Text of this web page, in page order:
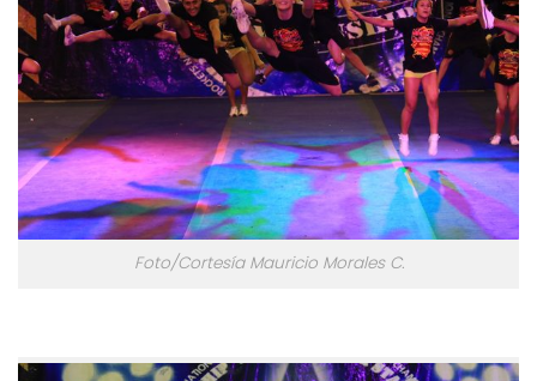
Foto/Cortesía Mauricio Morales C.